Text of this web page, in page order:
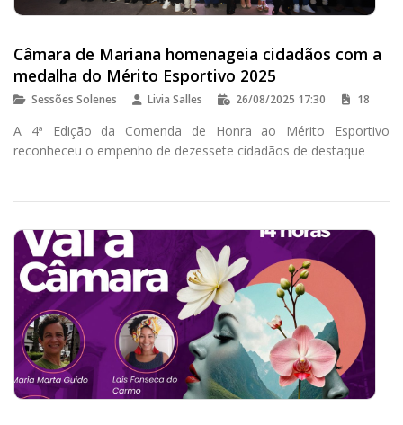
Câmara de Mariana homenageia cidadãos com a
medalha do Mérito Esportivo 2025
Sessões Solenes Livia Salles 26/08/2025 17:30 18
A 4ª Edição da Comenda de Honra ao Mérito Esportivo
reconheceu o empenho de dezessete cidadãos de destaque